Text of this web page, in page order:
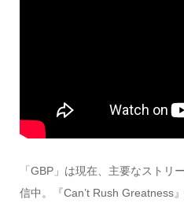
「GBP」は現在、主要なストリ
信中。『Can’t Rush Greatness